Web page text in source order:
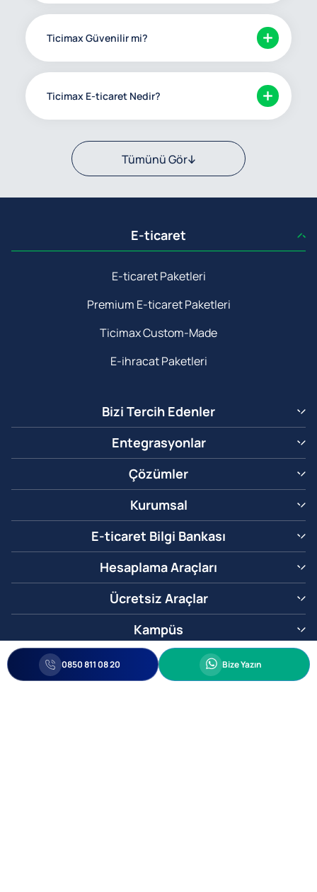
Ticimax Güvenilir mi?
Ticimax E-ticaret Nedir?
Tümünü Gör
E-ticaret
E-ticaret Paketleri
Premium E-ticaret Paketleri
Ticimax Custom-Made
E-ihracat Paketleri
Bizi Tercih Edenler
Entegrasyonlar
Çözümler
Kurumsal
E-ticaret Bilgi Bankası
Hesaplama Araçları
Ücretsiz Araçlar
Kampüs
0850 811 08 20 Whatsapp
Bize Yazın
0850 811 08 20